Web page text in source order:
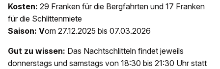
Kosten: 29 Franken für die Bergfahrten und 17 Franken
für die Schlittenmiete
Saison: Vom 27.12.2025 bis 07.03.2026
Gut zu wissen: Das Nachtschlitteln findet jeweils
donnerstags und samstags von 18:30 bis 21:30 Uhr statt